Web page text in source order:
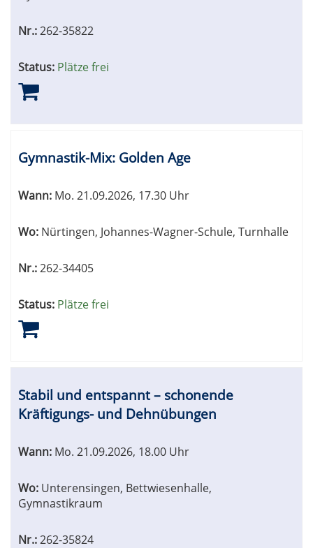
Nr.:262-35822
Status: Plätze frei
Gymnastik-Mix: Golden Age
Wann: Mo. 21.09.2026, 17.30 Uhr
Wo: Nürtingen, Johannes-Wagner-Schule, Turnhalle
Nr.:262-34405
Status: Plätze frei
Stabil und entspannt – schonende
Kräftigungs- und Dehnübungen
Wann: Mo. 21.09.2026, 18.00 Uhr
Wo: Unterensingen, Bettwiesenhalle,
Gymnastikraum
Nr.:262-35824